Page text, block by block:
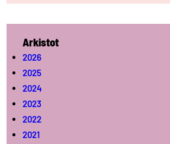
Arkistot
2026
2025
2024
2023
2022
2021